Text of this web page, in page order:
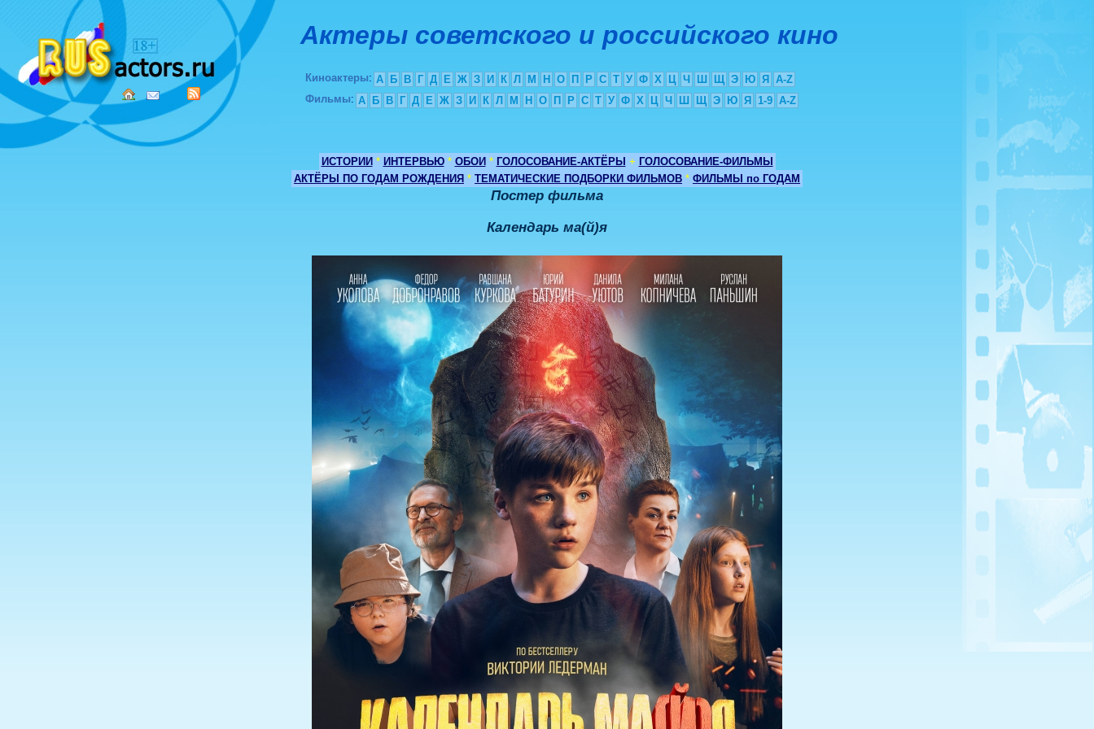
Актеры советского и российского кино
Киноактеры: А Б В Г Д Е Ж З И К Л М Н О П Р С Т У Ф Х Ц Ч Ш Щ Э Ю Я
A-Z
Фильмы: А Б В Г Д Е Ж З И К Л М Н О П Р С Т У Ф Х Ц Ч Ш Щ Э Ю Я 1-9 A-Z
ИСТОРИИ * ИНТЕРВЬЮ * ОБОИ * ГОЛОСОВАНИЕ-АКТЁРЫ + ГОЛОСОВАНИЕ-ФИЛЬМЫ
АКТЁРЫ ПО ГОДАМ РОЖДЕНИЯ * ТЕМАТИЧЕСКИЕ ПОДБОРКИ ФИЛЬМОВ * ФИЛЬМЫ по ГОДАМ
Постер фильма
Календарь ма(й)я